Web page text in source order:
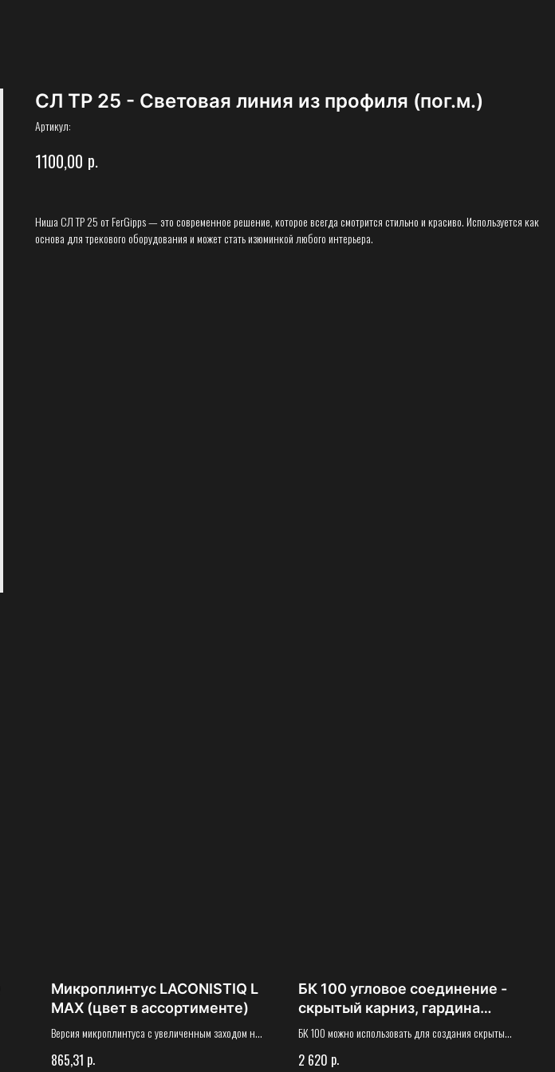
СЛ ТР 25 - Световая линия из профиля (пог.м.)
Артикул:
1100,00 р.
Ниша СЛ ТР 25 от FerGipps — это современное решение, которое всегда смотрится стильно и красиво. Используется как
основа для трекового оборудования и может стать изюминкой любого интерьера.
Микроплинтус LACONISTIQ L
MAX (цвет в ассортименте)
Версия микроплинтуса с увеличенным заходом на
Стоимость указана в погонных метрах
865,31 р.
БК 100 угловое соединение -
скрытый карниз, гардина
(пог.м.)
БК 100 можно использовать для создания скрытых
периметру и для создания ниш в любой части
2 620 р.